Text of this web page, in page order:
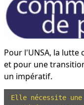
Pour l'UNSA, la
et pour une
un impératif.
Elle nécessite